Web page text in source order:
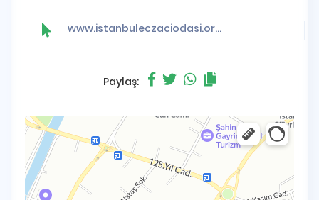
www.istanbuleczaciodasi.org.tr
Paylaş: